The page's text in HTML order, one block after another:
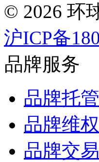
© 2026 环
沪ICP备
品牌服务
品牌托管
品牌维权
品牌交易